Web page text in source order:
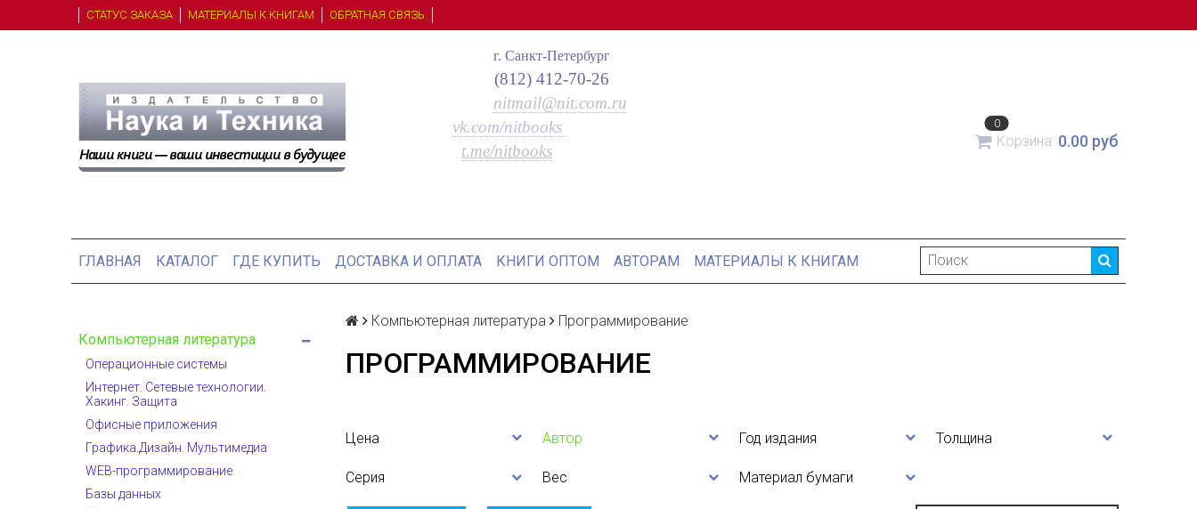
СТАТУС ЗАКАЗА МАТЕРИАЛЫ К КНИГАМ ОБРАТНАЯ СВЯЗЬ
г. Санкт-Петербург
(812) 412-70-26
nitmail@nit.com.ru
vk.com/nitbooks
t.me/nitbooks
0
Корзина: 0.00 руб
ГЛАВНАЯ КАТАЛОГ ГДЕ КУПИТЬ ДОСТАВКА И ОПЛАТА КНИГИ ОПТОМ АВТОРАМ МАТЕРИАЛЫ К КНИГАМ
Компьютерная литература
Операционные системы
Интернет. Сетевые технологии.
Хакинг. Защита
Офисные приложения
Графика.Дизайн. Мультимедиа
WEB-программирование
Базы данных
Компьютерная литература Программирование
ПРОГРАММИРОВАНИЕ
Цена Автор Год издания Толщина
Серия Вес Материал бумаги